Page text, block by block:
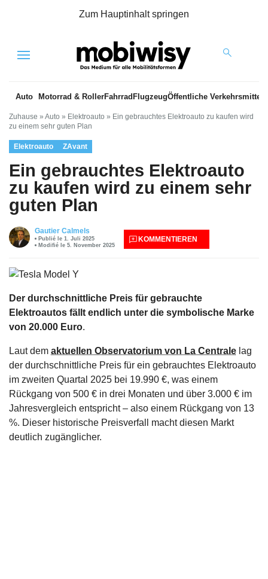
Zum Hauptinhalt springen
Menu
Auto Motorrad & RollerFahrrad FlugzeugÖffentliche Verkehrsmittel
Zuhause » Auto » Elektroauto » Ein gebrauchtes Elektroauto zu kaufen wird
zu einem sehr guten Plan
Elektroauto ZAvant
Ein gebrauchtes Elektroauto
zu kaufen wird zu einem sehr
guten Plan
Gautier Calmels
Publié le 1. Juli 2025
Modifié le 5. November 2025
KOMMENTIEREN
Der durchschnittliche Preis für gebrauchte
Elektroautos fällt endlich unter die symbolische Marke
von 20.000 Euro.
Laut dem aktuellen Observatorium von La Centrale lag
der durchschnittliche Preis für ein gebrauchtes Elektroauto
im zweiten Quartal 2025 bei 19.990 €, was einem
Rückgang von 500 € in drei Monaten und über 3.000 € im
Jahresvergleich entspricht – also einem Rückgang von 13
%. Dieser historische Preisverfall macht diesen Markt
deutlich zugänglicher.